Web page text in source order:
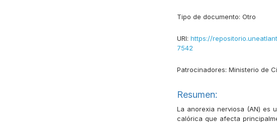
Tipo de documento: Otro
URI: https://
7542
Patrocinadores: Ministerio de
Resumen:
La anorexia nerviosa (AN) es
calórica que afecta